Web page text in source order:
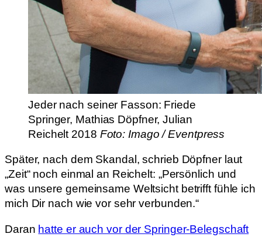
Jeder nach seiner Fasson: Friede
Springer, Mathias Döpfner, Julian
Reichelt 2018 Foto: Imago / Eventpress
Später, nach dem Skandal, schrieb Döpfner laut
„Zeit“ noch einmal an Reichelt: „Persönlich und
was unsere gemeinsame Weltsicht betrifft fühle ich
mich Dir nach wie vor sehr verbunden.“
Daran hatte er auch vor der Springer-Belegschaft